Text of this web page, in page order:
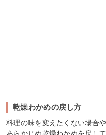
乾燥わかめの戻し方
料理の味を変えたくない場合
あらかじめ乾燥わかめを戻し